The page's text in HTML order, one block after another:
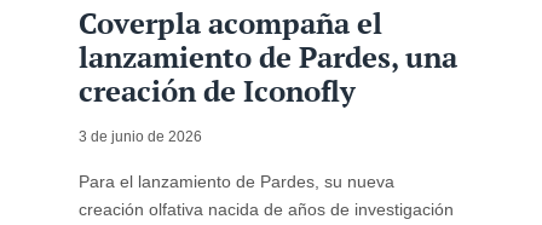
Coverpla acompaña el
lanzamiento de Pardes, una
creación de Iconofly
3 de junio de 2026
Para el lanzamiento de Pardes, su nueva
creación olfativa nacida de años de investigación